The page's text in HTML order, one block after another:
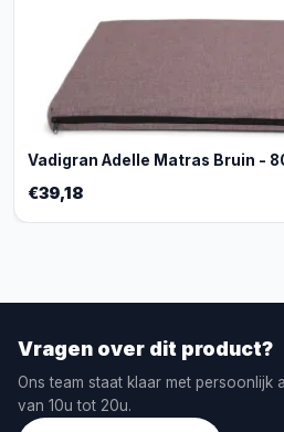
Vadigran Adelle Matras Bruin -
€39,18
Vragen over dit product?
Ons team staat klaar met persoonlijk
van 10u tot 20u.